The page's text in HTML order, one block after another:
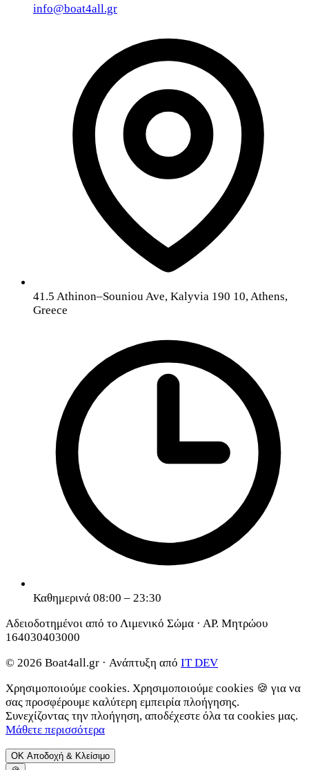
info@boat4all.gr
41.5 Athinon–Souniou Ave, Kalyvia 190 10, Athens,
Greece
Καθημερινά 08:00 – 23:30
Αδειοδοτημένοι από το Λιμενικό Σώμα · ΑΡ. Μητρώου
164030403000
© 2026 Boat4all.gr · Ανάπτυξη από IT DEV
Χρησιμοποιούμε cookies. Χρησιμοποιούμε cookies 🍪 για να
σας προσφέρουμε καλύτερη εμπειρία πλοήγησης.
Συνεχίζοντας την πλοήγηση, αποδέχεστε όλα τα cookies μας.
Μάθετε περισσότερα
ΟΚ Αποδοχή & Κλείσιμο